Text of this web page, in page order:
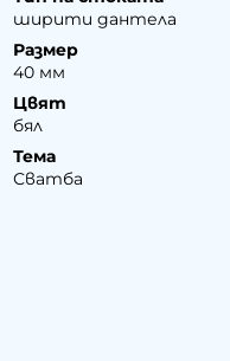
ширити дантела
Размер
40 мм
Цвят
бял
Тема
Сватба